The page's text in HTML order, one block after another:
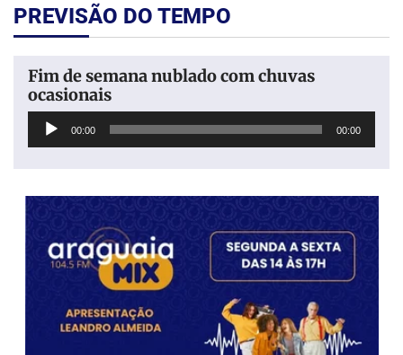
PREVISÃO DO TEMPO
Fim de semana nublado com chuvas
ocasionais
Tocador
00:00 00:00